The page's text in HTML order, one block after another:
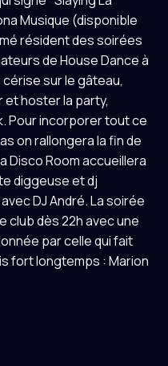
Musique (disponible
résident des soirées
de House Dance à
cérise sur le gâteau,
et hoster la party,
Pour incorporer tout ce
on rallongera la fin de
Disco Room accueillera
diggeuse et dj
DJ André. La soirée
club dès 22h avec une
par celle qui fait
fort longtemps : Marion